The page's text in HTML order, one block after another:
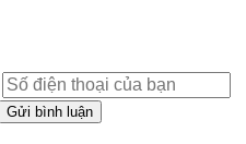
Gửi bình luận